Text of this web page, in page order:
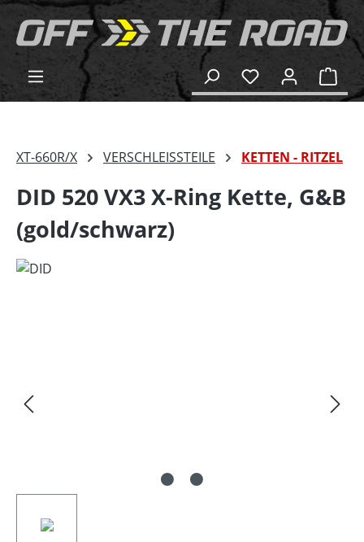
springen
XT-660R/X VERSCHLEISSTEILE KETTEN - RITZEL
DID 520 VX3 X-Ring Kette, G&B
(gold/schwarz)